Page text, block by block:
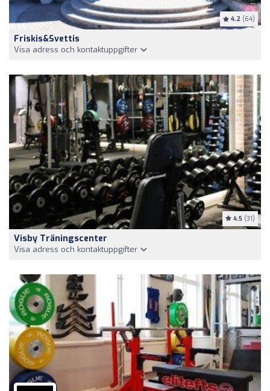
4.2 (64)
Friskis&Svettis
Visa adress och kontaktuppgifter
4.5 (31)
Visby Träningscenter
Visa adress och kontaktuppgifter